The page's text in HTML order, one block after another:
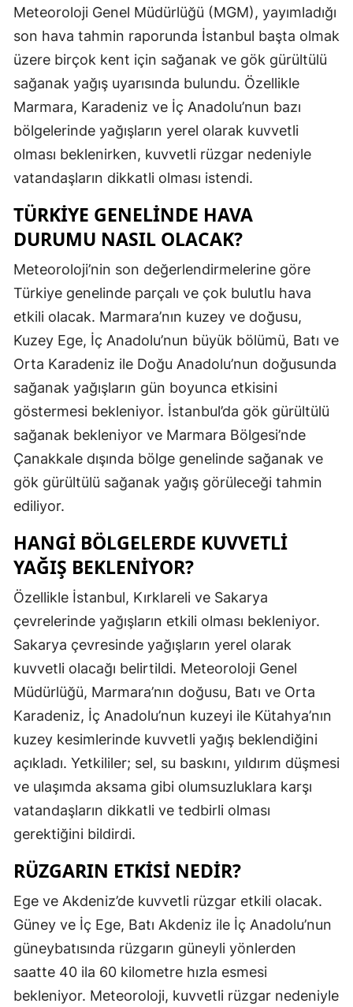
Diyarbakır
Edirne
Elazığ
Erzurum
Hakkari
Hatay
Mersin
İstanbul
İzmir
Kocaeli
Konya
Kütahya
Malatya
Manisa
Muğla
Muş
Niğde
Meteoroloji Genel Müdürlüğü (MGM), yayımladığı
son hava tahmin raporunda İstanbul başta olmak
üzere birçok kent için sağanak ve gök gürültülü
sağanak yağış uyarısında bulundu. Özellikle
Marmara, Karadeniz ve İç Anadolu’nun bazı
bölgelerinde yağışların yerel olarak kuvvetli
olması beklenirken, kuvvetli rüzgar nedeniyle
vatandaşların dikkatli olması istendi.
TÜRKIYE GENELINDE HAVA
DURUMU NASIL OLACAK?
Meteoroloji’nin son değerlendirmelerine göre
Türkiye genelinde parçalı ve çok bulutlu hava
etkili olacak. Marmara’nın kuzey ve doğusu,
Kuzey Ege, İç Anadolu’nun büyük bölümü, Batı ve
Orta Karadeniz ile Doğu Anadolu’nun doğusunda
sağanak yağışların gün boyunca etkisini
göstermesi bekleniyor. İstanbul’da gök gürültülü
sağanak bekleniyor ve Marmara Bölgesi’nde
Çanakkale dışında bölge genelinde sağanak ve
gök gürültülü sağanak yağış görüleceği tahmin
ediliyor.
HANGI BÖLGELERDE KUVVETLI
YAĞIŞ BEKLENIYOR?
Özellikle İstanbul, Kırklareli ve Sakarya
çevrelerinde yağışların etkili olması bekleniyor.
Sakarya çevresinde yağışların yerel olarak
kuvvetli olacağı belirtildi. Meteoroloji Genel
Müdürlüğü, Marmara’nın doğusu, Batı ve Orta
Karadeniz, İç Anadolu’nun kuzeyi ile Kütahya’nın
kuzey kesimlerinde kuvvetli yağış beklendiğini
açıkladı. Yetkililer; sel, su baskını, yıldırım düşmesi
ve ulaşımda aksama gibi olumsuzluklara karşı
vatandaşların dikkatli ve tedbirli olması
gerektiğini bildirdi.
RÜZGARIN ETKISI NEDIR?
Ege ve Akdeniz’de kuvvetli rüzgar etkili olacak.
Güney ve İç Ege, Batı Akdeniz ile İç Anadolu’nun
güneybatısında rüzgarın güneyli yönlerden
saatte 40 ila 60 kilometre hızla esmesi
bekleniyor. Meteoroloji, kuvvetli rüzgar nedeniyle